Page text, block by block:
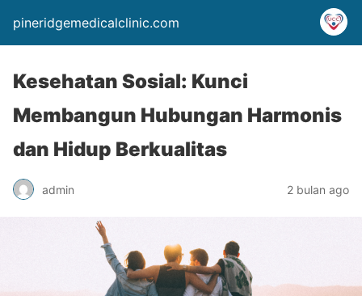
pineridgemedicalclinic.com
Kesehatan Sosial: Kunci
Membangun Hubungan Harmonis
dan Hidup Berkualitas
admin 2 bulan ago